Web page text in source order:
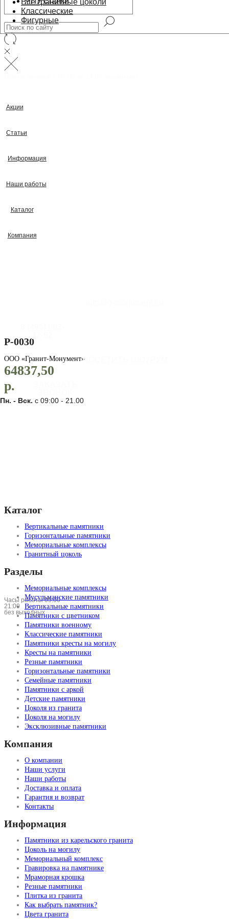
Акции
Статьи
Информация
Наши работы
Каталог
Компания
ПОСЕТИТЬ ШОУРУМ
Пн. - Вск. с 09:00 - 21.00
Все гранитные цоколи
Классические
Фигурные
Р-0030
ООО «Гранит-Монумент»
64837,50
р.
Часы работы 09:00 —
21:00
без выходных
Каталог
Вертикальные памятники
Горизонтальные памятники
Мемориальные комплексы
Гранитный цоколь
Разделы
Мемориальные комплексы
Мусульманские памятники
Вертикальные памятники
Памятники с цветником
Памятники военному
Классические памятники
Памятники кресты на могилу
Кресты на памятники
Резные памятники
Горизонтальные памятники
Семейные памятники
Памятники с аркой
Детские памятники
Цоколя из гранита
Цоколя на могилу
Эксклюзивные памятники
Компания
О компании
Наши услуги
Наши работы
Доставка и оплата
Гарантия и возврат
Контакты
Информация
Памятники из карельского гранита
Цоколь на могилу
Мемориальный комплекс
Гравировка на памятнике
Мраморная крошка
Резные памятники
Плитка из гранита
Как выбрать памятник?
Цвета гранита